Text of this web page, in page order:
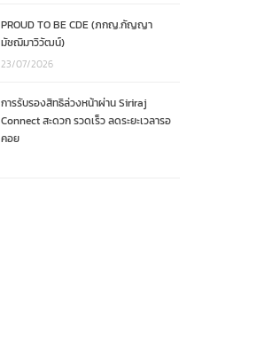
PROUD TO BE CDE (ภกญ.กัญญา
มัชฌิมาวิวัฒน์)
23/07/2026
การรับรองสิทธิล่วงหน้าผ่าน Siriraj
Connect สะดวก รวดเร็ว ลดระยะเวลารอ
คอย